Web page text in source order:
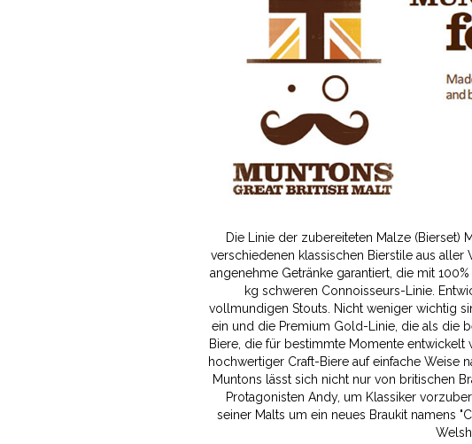
Die Linie der zubereiteten Malze
verschiedenen klassischen Bierstile aus
angenehme Getränke garantiert, die mit
kg schweren Connoisseurs-Linie.
vollmundigen Stouts. Nicht weniger wichtig
ein und die Premium Gold-Linie, die als die
Biere, die für bestimmte Momente
hochwertiger Craft-Biere auf einfache Weise
Muntons lässt sich nicht nur von britischen
Protagonisten Andy, um Klassiker
seiner Malts um ein neues Braukit namens